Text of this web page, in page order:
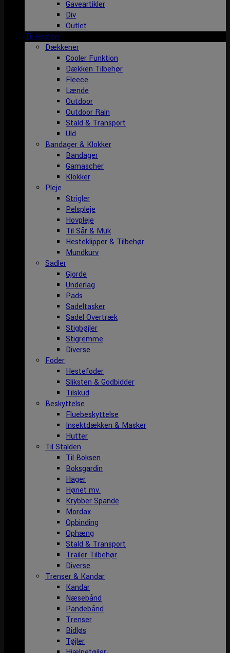
Gaveartikler
Div
Outlet
Til Hesten
Dækkener
Cooler Funktion
Dækken Tilbehør
Fleece
Lænde
Outdoor
Outdoor Rain
Stald & Transport
Uld
Bandager & Klokker
Bandager
Gamascher
Klokker
Pleje
Strigler
Pelspleje
Hovpleje
Til Sår & Muk
Hesteklipper & Tilbehør
Mundkurv
Sadler
Gjorde
Underlag
Pads
Sadeltasker
Sadel Overtræk
Stigbøjler
Stigremme
Diverse
Foder
Hestefoder
Sliksten & Godbidder
Tilskud
Beskyttelse
Fluebeskyttelse
Insektdækken & Masker
Hutter
Til Stalden
Til Boksen
Boksgardin
Hager
Hønet mv.
Krybber Spande
Mordax
Opbinding
Ophæng
Stald & Transport
Trailer Tilbehør
Diverse
Trenser & Kandar
Kandar
Næsebånd
Pandebånd
Trenser
Bidløs
Tøjler